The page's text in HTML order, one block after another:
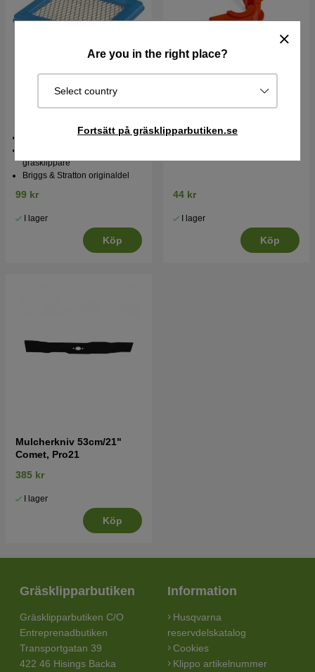
Are you in the right place?
Select country
Fortsätt på gräsklipparbutiken.se
Luftfilter Briggs &
Briggs & Stratton 491588S
gräsklippare
Briggs & Stratton originaldel
99 kr
I lager
Köp
Lager
44 kr
I lager
Köp
Mulcherkniv 53cm/21"
Comet, Pro21
385 kr
I lager
Köp
Gräsklipparbutiken
Gräsklipparbutiken C/O
Entreprenadbutiken
Transportgatan 39
422 46 Hisings Backa
Information
Husqvarna
reservdelskatalog
Cookies
Klippo artikelnummer